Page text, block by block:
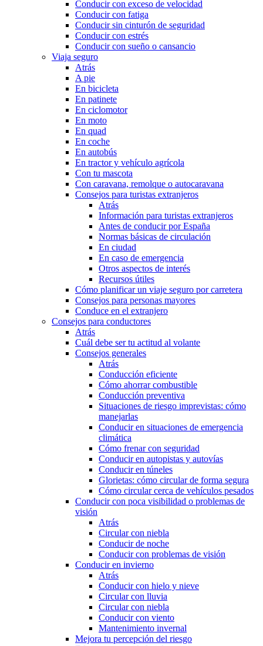
Conducir con exceso de velocidad
Conducir con fatiga
Conducir sin cinturón de seguridad
Conducir con estrés
Conducir con sueño o cansancio
Viaja seguro
Atrás
A pie
En bicicleta
En patinete
En ciclomotor
En moto
En quad
En coche
En autobús
En tractor y vehículo agrícola
Con tu mascota
Con caravana, remolque o autocaravana
Consejos para turistas extranjeros
Atrás
Información para turistas extranjeros
Antes de conducir por España
Normas básicas de circulación
En ciudad
En caso de emergencia
Otros aspectos de interés
Recursos útiles
Cómo planificar un viaje seguro por carretera
Consejos para personas mayores
Conduce en el extranjero
Consejos para conductores
Atrás
Cuál debe ser tu actitud al volante
Consejos generales
Atrás
Conducción eficiente
Cómo ahorrar combustible
Conducción preventiva
Situaciones de riesgo imprevistas: cómo
manejarlas
Conducir en situaciones de emergencia
climática
Cómo frenar con seguridad
Conducir en autopistas y autovías
Conducir en túneles
Glorietas: cómo circular de forma segura
Cómo circular cerca de vehículos pesados
Conducir con poca visibilidad o problemas de
visión
Atrás
Circular con niebla
Conducir de noche
Conducir con problemas de visión
Conducir en invierno
Atrás
Conducir con hielo y nieve
Circular con lluvia
Circular con niebla
Conducir con viento
Mantenimiento invernal
Mejora tu percepción del riesgo